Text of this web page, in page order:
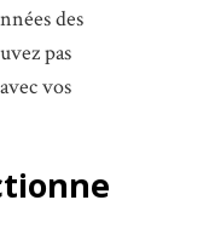
des
pas
vos